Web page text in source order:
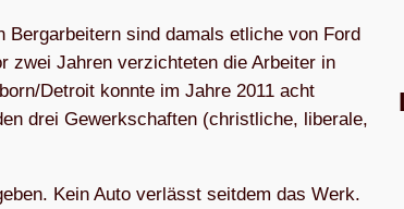
sind damals etli­che von Ford
zwei Jah­ren verzich­teten die Arbei­ter in
Detroit konnte im Jahre 2011 acht
drei Gewerk­schaften (christ­li­che, libe­rale,
Kein Auto ver­lässt seit­dem das Werk.